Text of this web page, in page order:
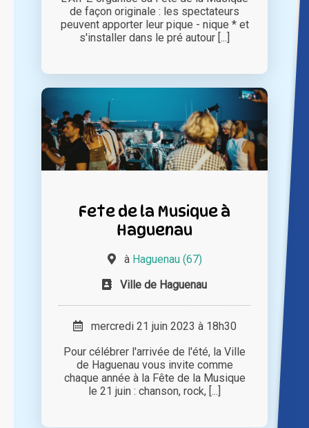
de façon originale : les spectateurs
peuvent apporter leur pique - nique * et
s'installer dans le pré autour [...]
Fete de la Musique à
Haguenau
à Haguenau (67)
Ville de Haguenau
mercredi 21 juin 2023 à 18h30
Pour célébrer l'arrivée de l'été, la Ville
de Haguenau vous invite comme
chaque année à la Fête de la Musique
le 21 juin : chanson, rock, [...]